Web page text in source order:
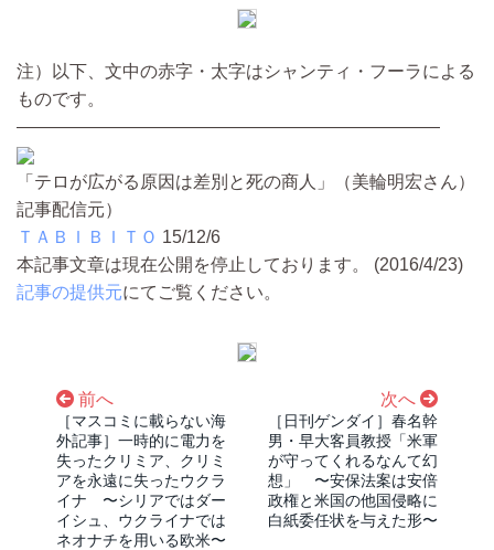
注）以下、文中の赤字・太字はシャンティ・フーラによる
ものです。
————————————————————————
「テロが広がる原因は差別と死の商人」（美輪明宏さん）
記事配信元）
ＴＡＢＩＢＩＴＯ 15/12/6
本記事文章は現在公開を停止しております。 (2016/4/23)
記事の提供元にてご覧ください。
前へ
［マスコミに載らない海
外記事］一時的に電力を
失ったクリミア、クリミ
アを永遠に失ったウクラ
イナ 〜シリアではダー
イシュ、ウクライナでは
ネオナチを用いる欧米〜
次へ
［日刊ゲンダイ］春名幹
男・早大客員教授「米軍
が守ってくれるなんて幻
想」 〜安保法案は安倍
政権と米国の他国侵略に
白紙委任状を与えた形〜